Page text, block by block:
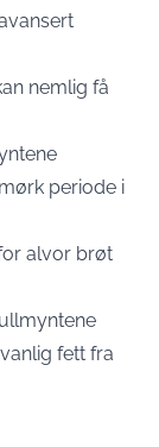
nemlig få
periode i
alvor brøt
fett fra